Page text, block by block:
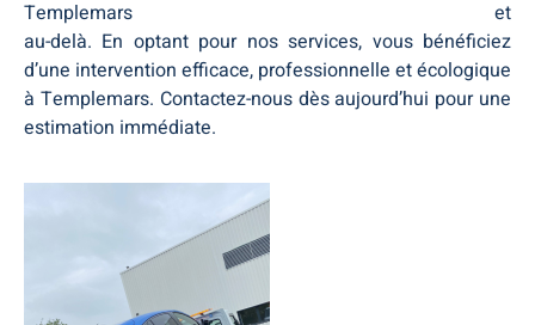
Templemars
et
au-delà. En optant pour nos services, vous bénéficiez
d’une intervention efficace, professionnelle et écologique
à Templemars. Contactez-nous dès aujourd’hui pour une
estimation immédiate.